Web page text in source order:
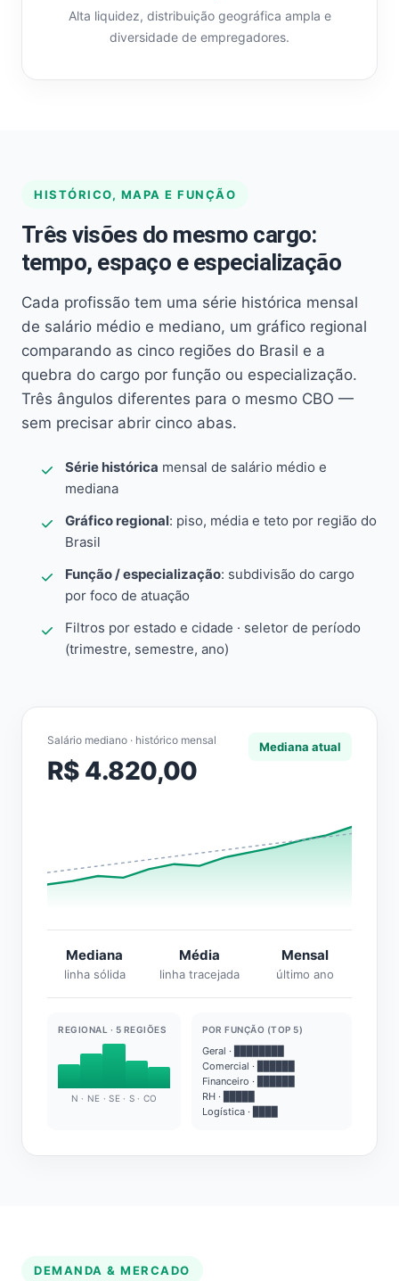
Alta liquidez, distribuição geográfica ampla e
diversidade de empregadores.
HISTÓRICO, MAPA E FUNÇÃO
Três visões do mesmo cargo:
tempo, espaço e especialização
Cada profissão tem uma série histórica mensal
de salário médio e mediano, um gráfico regional
comparando as cinco regiões do Brasil e a
quebra do cargo por função ou especialização.
Três ângulos diferentes para o mesmo CBO —
sem precisar abrir cinco abas.
Série histórica mensal de salário médio e
mediana
Gráfico regional: piso, média e teto por região do
Brasil
Função / especialização: subdivisão do cargo
por foco de atuação
Filtros por estado e cidade · seletor de período
(trimestre, semestre, ano)
Salário mediano · histórico mensal
R$ 4.820,00
Mediana atual
Mediana
linha sólida
Média
linha tracejada
Mensal
último ano
REGIONAL · 5 REGIÕES
N · NE · SE · S · CO
POR FUNÇÃO (TOP 5)
Geral · ████████
Comercial · ██████
Financeiro · ██████
RH · █████
Logística · ████
DEMANDA & MERCADO